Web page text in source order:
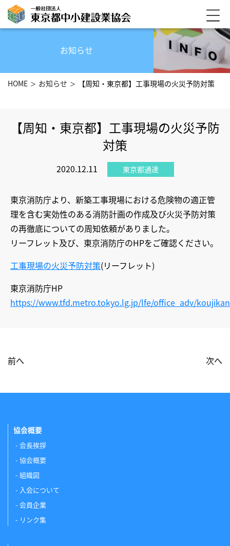
お知らせ
HOME お知らせ 【周知・東京都】工事現場の火災予防対策
【周知・東京都】工事現場の火災予防
対策
2020.12.11 東京都通達
東京消防庁より、新築工事現場における危険物の適正管
理を含む実効性のある消防計画の作成及び火災予防対策
の再徹底についての周知依頼がありました。
リーフレット及び、東京消防庁のHPをご確認ください。
工事現場の火災予防対策(リーフレット)
東京消防庁HP
https://www.tfd.metro.tokyo.lg.jp/lfe/office_adv/
前へ 次へ
協会概要
会長挨拶
協会概要
組織図
入会について
会員企業
リンク集